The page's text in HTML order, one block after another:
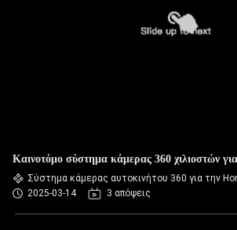
Καινοτόμο σύστημα κάμερας 360 χιλιοστών
Σύστημα κάμερας αυτοκινήτου 360 για την
2025-03-14
3 απόψεις